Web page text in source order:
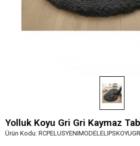
Yolluk Koyu Gri Gri Kaymaz
Ürün Kodu: